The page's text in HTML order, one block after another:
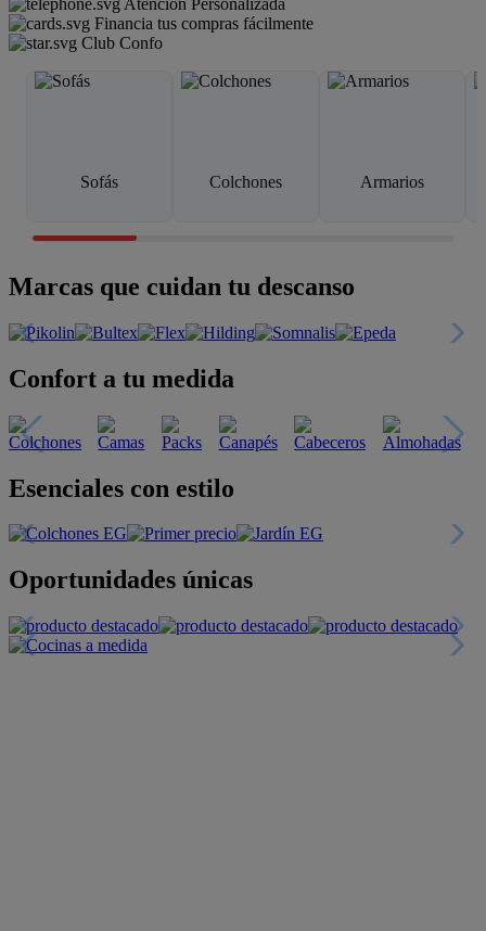
Atención Personalizada
Financia tus compras fácilmente
Club Confo
Sofás Colchones Armarios
Marcas que cuidan tu descanso
Confort a tu medida
Esenciales con estilo
Oportunidades únicas